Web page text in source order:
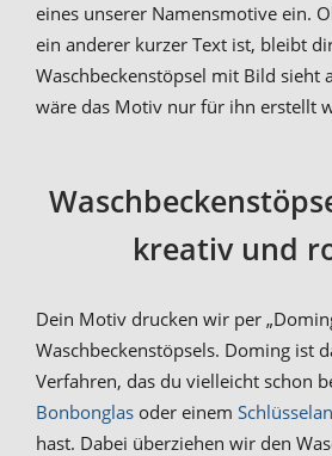
eines unserer Namensmotive ein.
ein anderer kurzer Text ist, bleibt
Waschbeckenstöpsel mit Bild sieht
wäre das Motiv nur für ihn erstellt
kreativ und
Dein Motiv drucken wir per
Waschbeckenstöpsels. Doming ist
Verfahren, das du vielleicht schon
Bonbonglas oder einem
hast. Dabei überziehen wir den